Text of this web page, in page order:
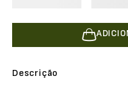
Descrição